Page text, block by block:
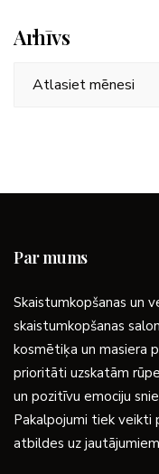
Arhīvs
Par mums
Skaistumkopšanas un
skaistumkopšanas
kosmētiķa un masiera
prioritāti uzskatām
un pozitīvu emociju
Pakalpojumi tiek veikti
atbildes uz